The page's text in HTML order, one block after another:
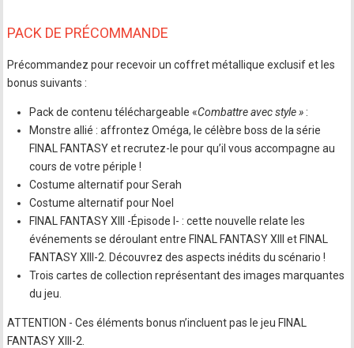
PACK DE PRÉCOMMANDE
Précommandez pour recevoir un coffret métallique exclusif et les
bonus suivants :
Pack de contenu téléchargeable «Combattre avec style » :
Monstre allié : affrontez Oméga, le célèbre boss de la série
FINAL FANTASY et recrutez-le pour qu’il vous accompagne au
cours de votre périple !
Costume alternatif pour Serah
Costume alternatif pour Noel
FINAL FANTASY XIII -Épisode I- : cette nouvelle relate les
événements se déroulant entre FINAL FANTASY XIII et FINAL
FANTASY XIII-2. Découvrez des aspects inédits du scénario !
Trois cartes de collection représentant des images marquantes
du jeu.
ATTENTION - Ces éléments bonus n’incluent pas le jeu FINAL
FANTASY XIII-2.